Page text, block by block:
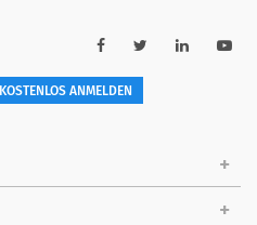
KOSTENLOS ANMELDEN